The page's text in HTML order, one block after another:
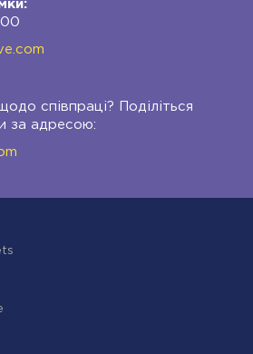
співпраці? Поділіться
за адресою: